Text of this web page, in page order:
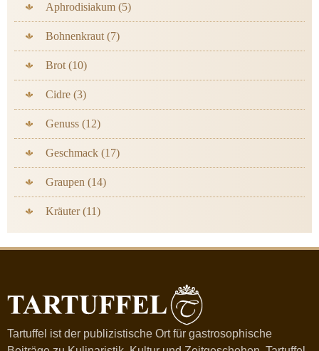
Aphrodisiakum (5)
Bohnenkraut (7)
Brot (10)
Cidre (3)
Genuss (12)
Geschmack (17)
Graupen (14)
Kräuter (11)
Tartuffel ist der publizistische Ort für gastrosophische